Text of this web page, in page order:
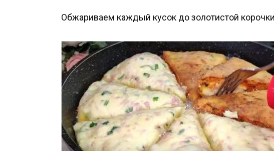
Обжариваем каждый кусок до золотистой